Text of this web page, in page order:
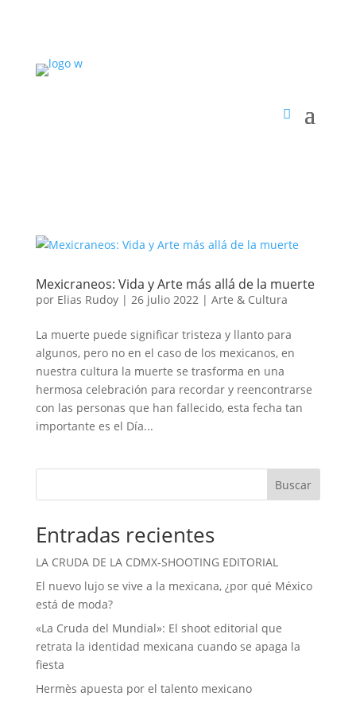
Mexicraneos: Vida y Arte más allá de la muerte
por Elias Rudoy| 26 julio 2022| Arte & Cultura
La muerte puede significar tristeza y llanto para
algunos, pero no en el caso de los mexicanos, en
nuestra cultura la muerte se trasforma en una
hermosa celebración para recordar y reencontrarse
con las personas que han fallecido, esta fecha tan
importante es el Día...
Buscar
Entradas recientes
LA CRUDA DE LA CDMX-SHOOTING EDITORIAL
El nuevo lujo se vive a la mexicana, ¿por qué México
está de moda?
«La Cruda del Mundial»: El shoot editorial que
retrata la identidad mexicana cuando se apaga la
fiesta
Hermès apuesta por el talento mexicano